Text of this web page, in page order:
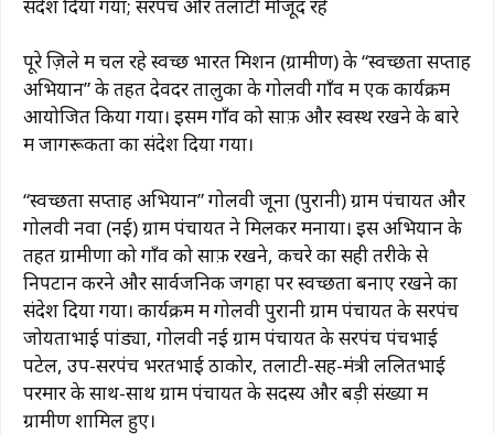
संदेश दिया गया; सरपंच और तलाटी मौजूद रहे
पूरे ज़िले में चल रहे स्वच्छ भारत मिशन (ग्रामीण) के “स्वच्छता सप्ताह
अभियान” के तहत देवदर तालुका के गोलवी गाँव में एक कार्यक्रम
आयोजित किया गया। इसमें गाँव को साफ़ और स्वस्थ रखने के बारे
में जागरूकता का संदेश दिया गया।
“स्वच्छता सप्ताह अभियान” गोलवी जूना (पुरानी) ग्राम पंचायत और
गोलवी नवा (नई) ग्राम पंचायत ने मिलकर मनाया। इस अभियान के
तहत ग्रामीणों को गाँव को साफ़ रखने, कचरे का सही तरीके से
निपटान करने और सार्वजनिक जगहों पर स्वच्छता बनाए रखने का
संदेश दिया गया। कार्यक्रम में गोलवी पुरानी ग्राम पंचायत के सरपंच
जोयताभाई पांड्या, गोलवी नई ग्राम पंचायत के सरपंच पंचभाई
पटेल, उप-सरपंच भरतभाई ठाकोर, तलाटी-सह-मंत्री ललितभाई
परमार के साथ-साथ ग्राम पंचायत के सदस्य और बड़ी संख्या में
ग्रामीण शामिल हुए।